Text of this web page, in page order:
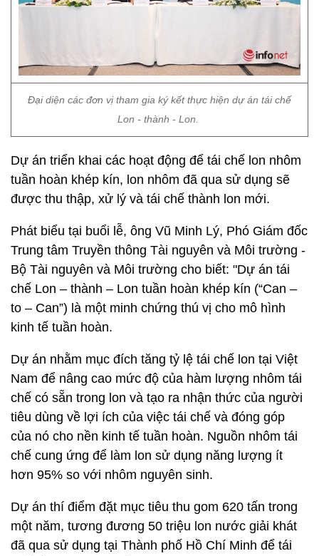
Đại diện các đơn vị tham gia ký kết thực hiện dự án tái chế
Lon - thành - Lon.
Dự án triển khai các hoạt động để tái chế lon nhôm
tuần hoàn khép kín, lon nhôm đã qua sử dụng sẽ
được thu thập, xử lý và tái chế thành lon mới.
Phát biểu tại buổi lễ, ông Vũ Minh Lý, Phó Giám đốc
Trung tâm Truyền thông Tài nguyên và Môi trường -
Bộ Tài nguyên và Môi trường cho biết: "Dự án tái
chế Lon – thành – Lon tuần hoàn khép kín (“Can –
to – Can”) là một minh chứng thú vị cho mô hình
kinh tế tuần hoàn.
Dự án nhằm mục đích tăng tỷ lệ tái chế lon tại Việt
Nam để nâng cao mức độ của hàm lượng nhôm tái
chế có sẵn trong lon và tạo ra nhận thức của người
tiêu dùng về lợi ích của việc tái chế và đóng góp
của nó cho nền kinh tế tuần hoàn. Nguồn nhôm tái
chế cung ứng để làm lon sử dụng năng lượng ít
hơn 95% so với nhôm nguyên sinh.
Dự án thí điểm đặt mục tiêu thu gom 620 tấn trong
một năm, tương đương 50 triệu lon nước giải khát
đã qua sử dụng tại Thành phố Hồ Chí Minh để tái